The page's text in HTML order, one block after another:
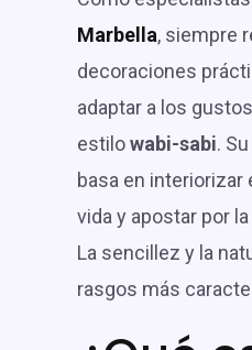
Marbella, siempre
decoraciones
adaptar a los
estilowabi-sabi.
basa en interiorizar
vida y apostar por
La sencillez y la
rasgos más